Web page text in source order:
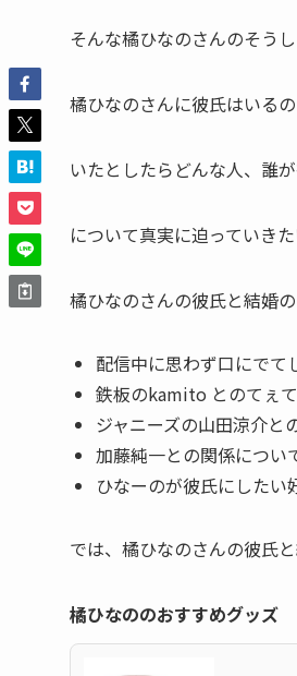
そんな橘ひなのさんのそう
橘ひなのさんに彼氏はいる
いたとしたらどんな人、誰
について真実に迫っていきた
橘ひなのさんの彼氏と結婚
配信中に思わず口にでて
鉄板のkamito とのてぇ
ジャニーズの山田涼介と
加藤純一との関係につい
ひなーのが彼氏にしたい
では、橘ひなのさんの彼氏
橘ひなののおすすめグッズ